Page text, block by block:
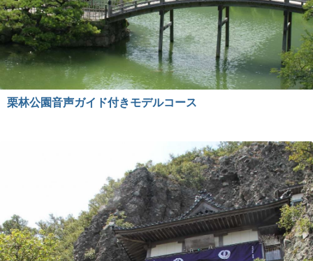
栗林公園音声ガイド付きモデルコース